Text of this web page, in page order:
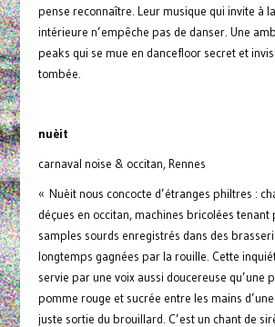
pense reconnaître. Leur musique qui invite à
intérieure n’empêche pas de danser. Une
peaks qui se mue en dancefloor secret et
tombée.
nuèit
carnaval noise & occitan, Rennes
« Nuèit nous concocte d’étranges philtres :
déçues en occitan, machines bricolées
samples sourds enregistrés dans des
longtemps gagnées par la rouille. Cette
servie par une voix aussi doucereuse qu’une
pomme rouge et sucrée entre les mains
juste sortie du brouillard. C’est un chant de